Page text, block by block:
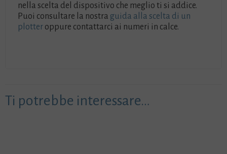
nella scelta del dispositivo che meglio ti si addice.
Puoi consultare la nostra guida alla scelta di un
plotteroppure contattarci ai numeri in calce.
Ti potrebbe interessare…